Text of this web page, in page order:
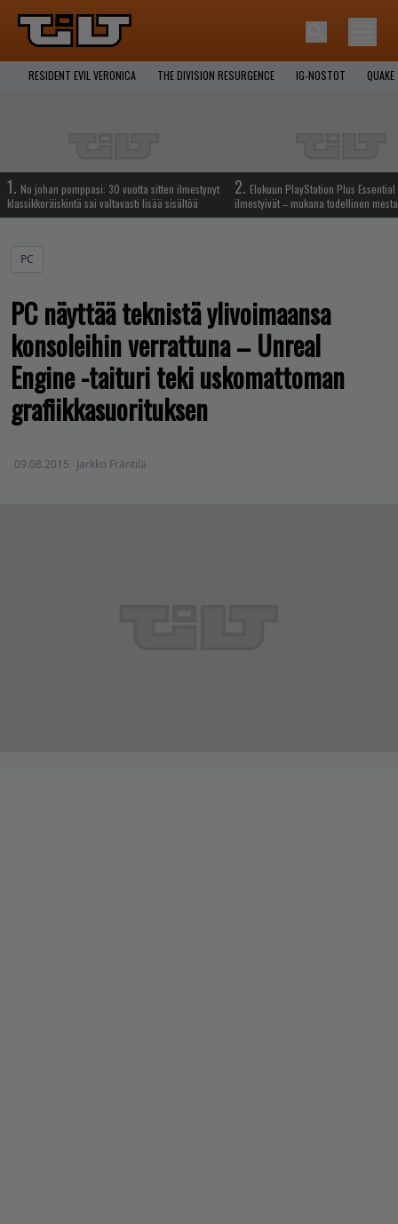
RESIDENT EVIL VERONICA THE DIVISION RESURGENCE IG-NOSTOT QUAKE
1. No johan pomppasi: 30 vuotta sitten ilmestynyt
klassikkoräiskintä sai valtavasti lisää sisältöä
2. Elokuun PlayStation Plus
ilmestyivät – mukana todellinen
PC
PC näyttää teknistä ylivoimaansa
konsoleihin verrattuna – Unreal
Engine -taituri teki uskomattoman
grafiikkasuorituksen
09.08.2015 Jarkko Fräntilä